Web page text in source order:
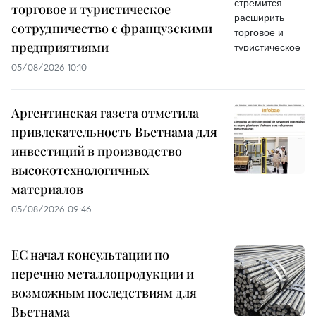
торговое и туристическое
сотрудничество с французскими
предприятиями
05/08/2026 10:10
Аргентинская газета отметила
привлекательность Вьетнама для
инвестиций в производство
высокотехнологичных
материалов
05/08/2026 09:46
ЕС начал консультации по
перечню металлопродукции и
возможным последствиям для
Вьетнама